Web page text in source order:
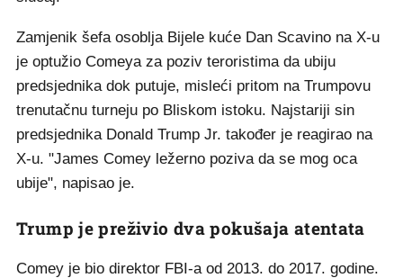
Zamjenik šefa osoblja Bijele kuće Dan Scavino na X-u
je optužio Comeya za poziv teroristima da ubiju
predsjednika dok putuje, misleći pritom na Trumpovu
trenutačnu turneju po Bliskom istoku. Najstariji sin
predsjednika Donald Trump Jr. također je reagirao na
X-u. "James Comey ležerno poziva da se mog oca
ubije", napisao je.
Trump je preživio dva pokušaja atentata
Comey je bio direktor FBI-a od 2013. do 2017. godine.